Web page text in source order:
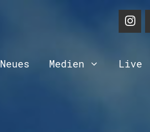
Neues Medien Live